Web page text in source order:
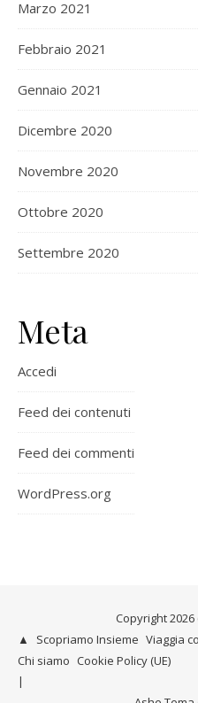
Marzo 2021
Febbraio 2021
Gennaio 2021
Dicembre 2020
Novembre 2020
Ottobre 2020
Settembre 2020
Meta
Accedi
Feed dei contenuti
Feed dei commenti
WordPress.org
Copyright 2026
▲
Scopriamo Insieme Viaggia
Chi siamo Cookie Policy (UE)